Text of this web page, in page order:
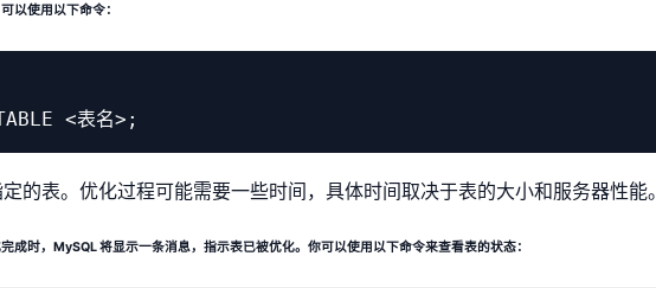
以使用以下命令：
的表。优化过程可能需要一些时间，具体时间取决于表的大小和服务器性能。
成时，MySQL 将显示一条消息，指示表已被优化。你可以使用以下命令来查看表的状态：